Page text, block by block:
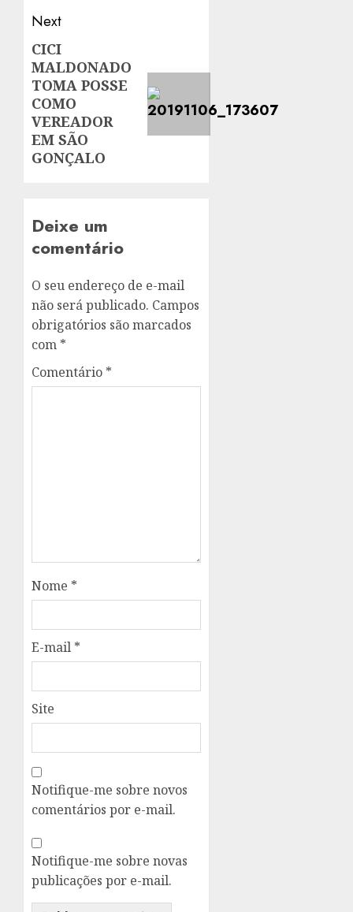
Next
Next
post:
CICI
MALDONADO
TOMA POSSE
COMO
VEREADOR
EM SÃO
GONÇALO
Deixe um
comentário
O seu endereço de e-mail
não será publicado. Campos
obrigatórios são marcados
com *
Comentário *
Nome *
E-mail *
Site
Notifique-me sobre novos
comentários por e-mail.
Notifique-me sobre novas
publicações por e-mail.